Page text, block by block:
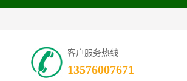
客户服务热线
13576007671